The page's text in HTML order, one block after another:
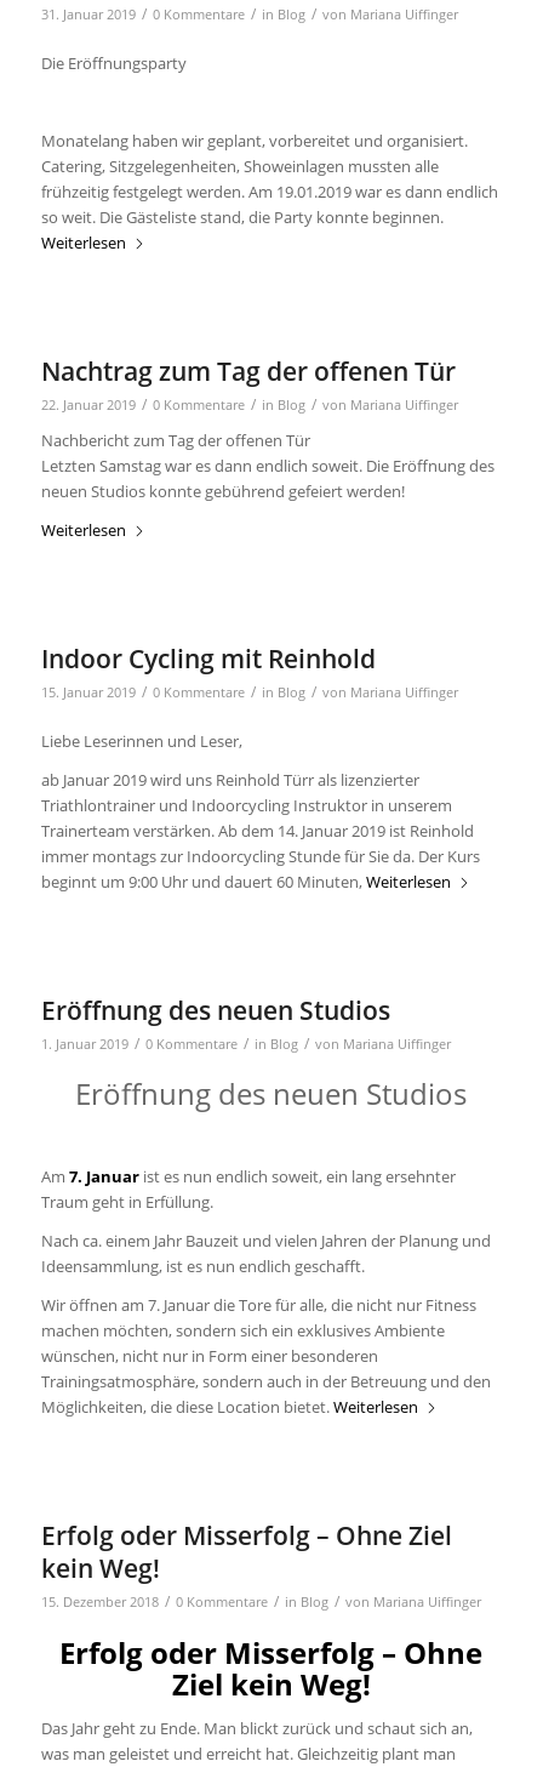
31. Januar 2019 / 0 Kommentare / in Blog / von Mariana Uiffinger
Die Eröffnungsparty
Monatelang haben wir geplant, vorbereitet und organisiert.
Catering, Sitzgelegenheiten, Showeinlagen mussten alle
frühzeitig festgelegt werden. Am 19.01.2019 war es dann endlich
so weit. Die Gästeliste stand, die Party konnte beginnen.
Weiterlesen
Nachtrag zum Tag der offenen Tür
22. Januar 2019 / 0 Kommentare / in Blog / von Mariana Uiffinger
Nachbericht zum Tag der offenen Tür
Letzten Samstag war es dann endlich soweit. Die Eröffnung des
neuen Studios konnte gebührend gefeiert werden!
Weiterlesen
Indoor Cycling mit Reinhold
15. Januar 2019 / 0 Kommentare / in Blog / von Mariana Uiffinger
Liebe Leserinnen und Leser,
ab Januar 2019 wird uns Reinhold Türr als lizenzierter
Triathlontrainer und Indoorcycling Instruktor in unserem
Trainerteam verstärken. Ab dem 14. Januar 2019 ist Reinhold
immer montags zur Indoorcycling Stunde für Sie da. Der Kurs
beginnt um 9:00 Uhr und dauert 60 Minuten,Weiterlesen
Eröffnung des neuen Studios
1. Januar 2019 / 0 Kommentare / in Blog / von Mariana Uiffinger
Eröffnung des neuen Studios
Am 7. Januarist es nun endlich soweit, ein lang ersehnter
Traum geht in Erfüllung.
Nach ca. einem Jahr Bauzeit und vielen Jahren der Planung und
Ideensammlung, ist es nun endlich geschafft.
Wir öffnen am 7. Januar die Tore für alle, die nicht nur Fitness
machen möchten, sondern sich ein exklusives Ambiente
wünschen, nicht nur in Form einer besonderen
Trainingsatmosphäre, sondern auch in der Betreuung und den
Möglichkeiten, die diese Location bietet.Weiterlesen
Erfolg oder Misserfolg – Ohne Ziel
kein Weg!
15. Dezember 2018 / 0 Kommentare / in Blog / von Mariana Uiffinger
Erfolg oder Misserfolg – Ohne
Ziel kein Weg!
Das Jahr geht zu Ende. Man blickt zurück und schaut sich an,
was man geleistet und erreicht hat. Gleichzeitig plant man